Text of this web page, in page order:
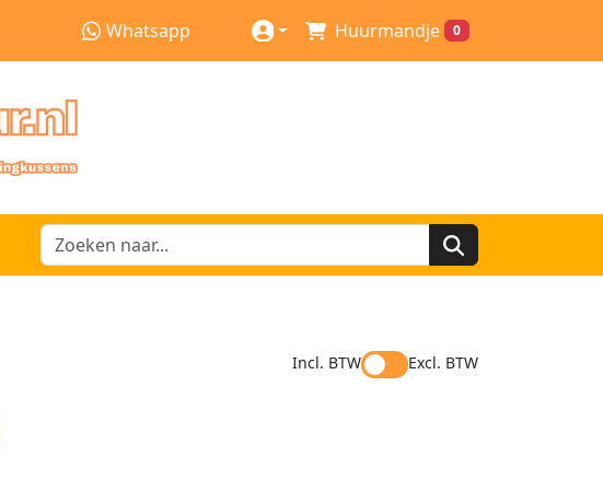
Whatsapp Huurmandje 0
Incl. BTW
Excl. BTW